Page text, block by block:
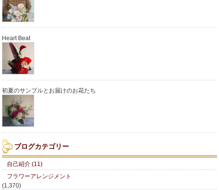
Heart Beat
初夏のサンプルとお届けのお花たち
ブログカテゴリー
自己紹介 (11)
フラワーアレンジメント
(1,370)